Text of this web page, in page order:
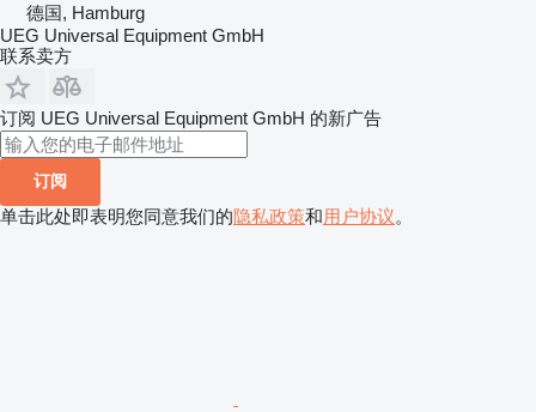
德国, Hamburg
UEG Universal Equipment GmbH
联系卖方
订阅 UEG Universal Equipment GmbH 的新广告
订阅
单击此处即表明您同意我们的隐私政策和用户协议。